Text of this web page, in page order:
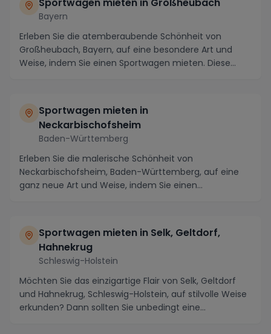
Sportwagen mieten in Großheubach
Bayern
Erleben Sie die atemberaubende Schönheit von
Großheubach, Bayern, auf eine besondere Art und
Weise, indem Sie einen Sportwagen mieten. Diese
Sportwagen mieten in
Neckarbischofsheim
Baden-Württemberg
Erleben Sie die malerische Schönheit von
Neckarbischofsheim, Baden-Württemberg, auf eine
ganz neue Art und Weise, indem Sie einen
Sportwagen mieten in Selk, Geltdorf,
Hahnekrug
Schleswig-Holstein
Möchten Sie das einzigartige Flair von Selk, Geltdorf
und Hahnekrug, Schleswig-Holstein, auf stilvolle Weise
erkunden? Dann sollten Sie unbedingt eine...